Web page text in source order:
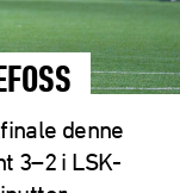
denne
3–2 i LSK-